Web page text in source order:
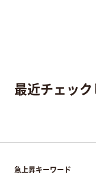
最近チェッ
急上昇キーワード